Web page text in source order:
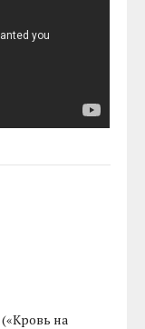
(«Кровь на